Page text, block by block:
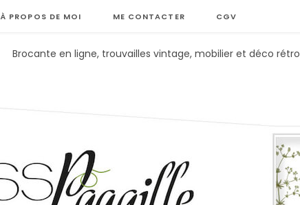
À PROPOS DE MOI ME CONTACTER CGV
Brocante en ligne, trouvailles vintage, mobilier et déco rétro